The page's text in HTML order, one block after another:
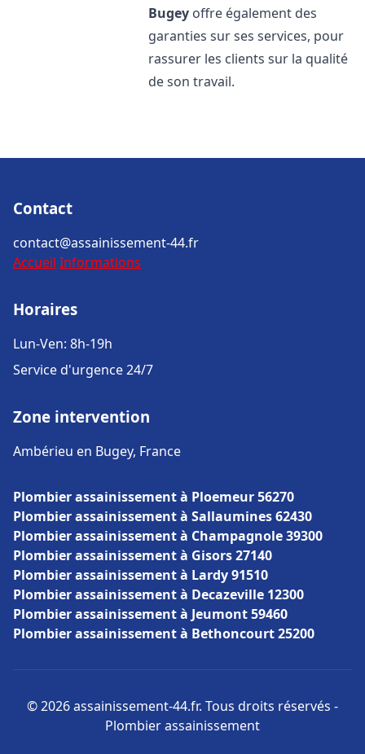
Bugey offre également des
garanties sur ses services, pour
rassurer les clients sur la qualité
de son travail.
Contact
contact@assainissement-44.fr
Accueil Informations
Horaires
Lun-Ven: 8h-19h
Service d'urgence 24/7
Zone intervention
Ambérieu en Bugey, France
Plombier assainissement à Ploemeur 56270
Plombier assainissement à Sallaumines 62430
Plombier assainissement à Champagnole 39300
Plombier assainissement à Gisors 27140
Plombier assainissement à Lardy 91510
Plombier assainissement à Decazeville 12300
Plombier assainissement à Jeumont 59460
Plombier assainissement à Bethoncourt 25200
© 2026 assainissement-44.fr. Tous droits réservés -
Plombier assainissement